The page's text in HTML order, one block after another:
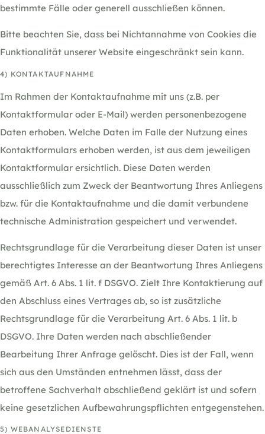
bestimmte Fälle oder generell ausschließen können.
Bitte beachten Sie, dass bei Nichtannahme von Cookies die
Funktionalität unserer Website eingeschränkt sein kann.
4) KONTAKTAUFNAHME
Im Rahmen der Kontaktaufnahme mit uns (z.B. per
Kontaktformular oder E-Mail) werden personenbezogene
Daten erhoben. Welche Daten im Falle der Nutzung eines
Kontaktformulars erhoben werden, ist aus dem jeweiligen
Kontaktformular ersichtlich. Diese Daten werden
ausschließlich zum Zweck der Beantwortung Ihres Anliegens
bzw. für die Kontaktaufnahme und die damit verbundene
technische Administration gespeichert und verwendet.
Rechtsgrundlage für die Verarbeitung dieser Daten ist unser
berechtigtes Interesse an der Beantwortung Ihres Anliegens
gemäß Art. 6 Abs. 1 lit. f DSGVO. Zielt Ihre Kontaktierung auf
den Abschluss eines Vertrages ab, so ist zusätzliche
Rechtsgrundlage für die Verarbeitung Art. 6 Abs. 1 lit. b
DSGVO. Ihre Daten werden nach abschließender
Bearbeitung Ihrer Anfrage gelöscht. Dies ist der Fall, wenn
sich aus den Umständen entnehmen lässt, dass der
betroffene Sachverhalt abschließend geklärt ist und sofern
keine gesetzlichen Aufbewahrungspflichten entgegenstehen.
5) WEBANALYSEDIENSTE